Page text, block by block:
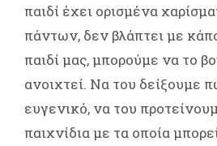
παιδί έχει ορισμένα
πάντων, δεν βλάπτει με
παιδί μας, μπορούμε να το
ανοιχτεί. Να του δείξουμε
ευγενικό, να του
παιχνίδια με τα οποία